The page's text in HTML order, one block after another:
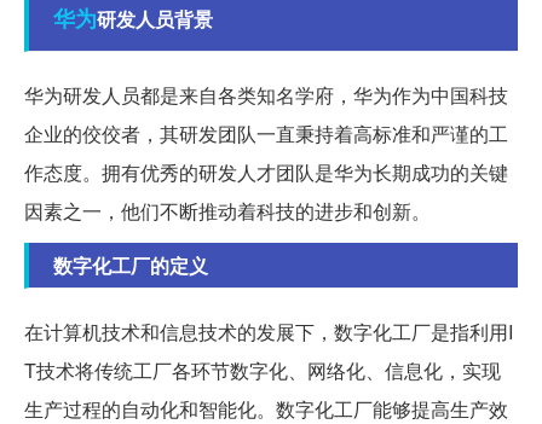
华为研发人员背景
华为研发人员都是来自各类知名学府，华为作为中国科技
企业的佼佼者，其研发团队一直秉持着高标准和严谨的工
作态度。拥有优秀的研发人才团队是华为长期成功的关键
因素之一，他们不断推动着科技的进步和创新。
数字化工厂的定义
在计算机技术和信息技术的发展下，数字化工厂是指利用I
T技术将传统工厂各环节数字化、网络化、信息化，实现
生产过程的自动化和智能化。数字化工厂能够提高生产效